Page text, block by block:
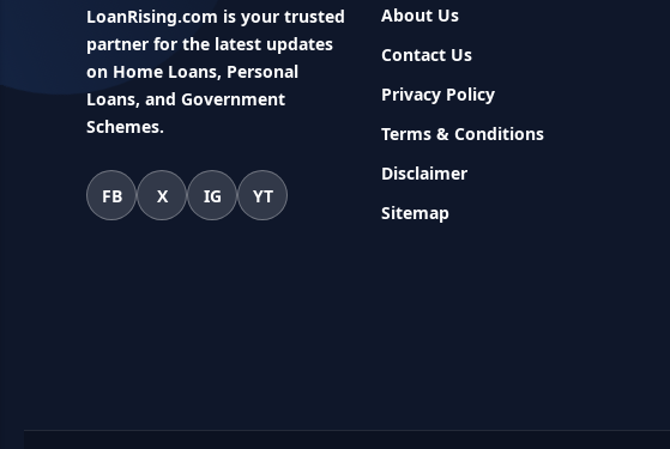
LoanRising.com is your trusted
partner for the latest updates
on Home Loans, Personal
Loans, and Government
Schemes.
FB X IG YT
About Us
Contact Us
Privacy Policy
Terms & Conditions
Disclaimer
Sitemap